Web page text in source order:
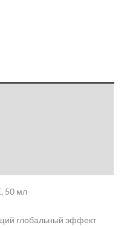
50 мл
глобальный эффект